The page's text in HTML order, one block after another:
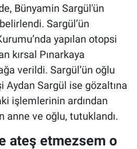
Bünyamin Sargül'ün
Sargül’ün
yapılan otopsi
kırsal Pınarkaya
verildi. Sargül’ün oğlu
Aydan Sargül ise gözaltına
işlemlerinin ardından
anne ve oğlu, tutuklandı.
ateş etmezsem o